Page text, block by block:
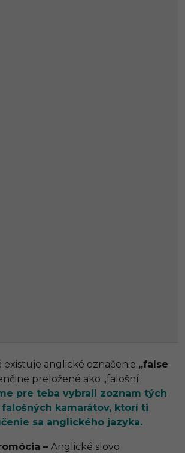
existuje anglické označenie „false
preložené ako „falošní
pre teba vybrali zoznam tých
kamarátov, ktorí ti
sa anglického jazyka.
– Anglické slovo